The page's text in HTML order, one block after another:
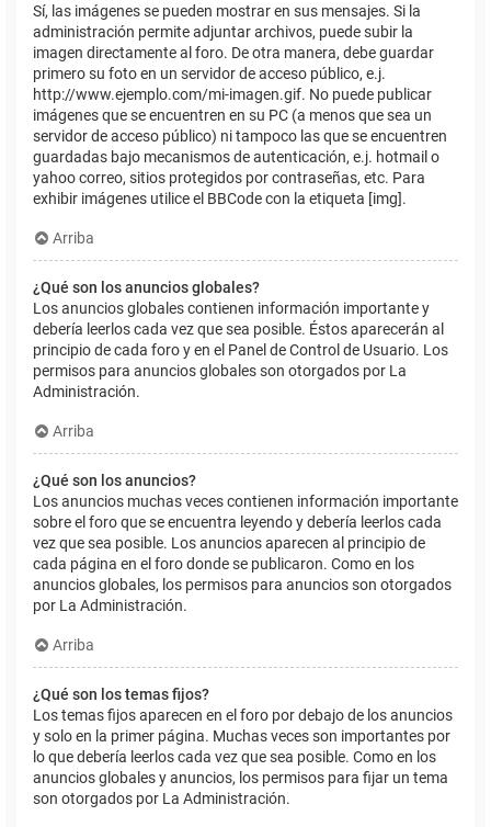
Sí, las imágenes se pueden mostrar en sus mensajes. Si la
administración permite adjuntar archivos, puede subir la
imagen directamente al foro. De otra manera, debe guardar
primero su foto en un servidor de acceso público, e.j.
http://www.ejemplo.com/mi-imagen.gif. No puede publicar
imágenes que se encuentren en su PC (a menos que sea un
servidor de acceso público) ni tampoco las que se encuentren
guardadas bajo mecanismos de autenticación, e.j. hotmail o
yahoo correo, sitios protegidos por contraseñas, etc. Para
exhibir imágenes utilice el BBCode con la etiqueta [img].
Arriba
¿Qué son los anuncios globales?
Los anuncios globales contienen información importante y
debería leerlos cada vez que sea posible. Éstos aparecerán al
principio de cada foro y en el Panel de Control de Usuario. Los
permisos para anuncios globales son otorgados por La
Administración.
Arriba
¿Qué son los anuncios?
Los anuncios muchas veces contienen información importante
sobre el foro que se encuentra leyendo y debería leerlos cada
vez que sea posible. Los anuncios aparecen al principio de
cada página en el foro donde se publicaron. Como en los
anuncios globales, los permisos para anuncios son otorgados
por La Administración.
Arriba
¿Qué son los temas fijos?
Los temas fijos aparecen en el foro por debajo de los anuncios
y solo en la primer página. Muchas veces son importantes por
lo que debería leerlos cada vez que sea posible. Como en los
anuncios globales y anuncios, los permisos para fijar un tema
son otorgados por La Administración.